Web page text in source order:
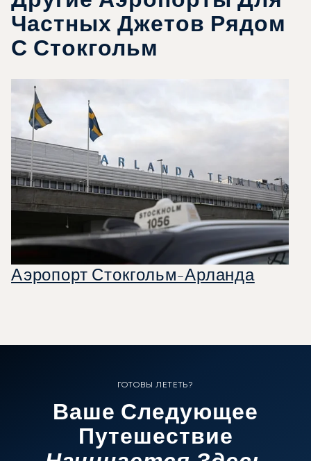
Частных Джетов Рядом
С Стокгольм
Аэропорт Стокгольм-Арланда
ГОТОВЫ ЛЕТЕТЬ?
Ваше Следующее
Путешествие